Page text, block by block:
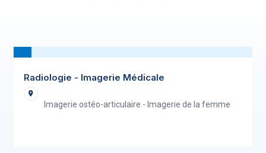
Radiologie - Imagerie Médicale
Imagerie ostéo-articulaire - Imagerie de la femme